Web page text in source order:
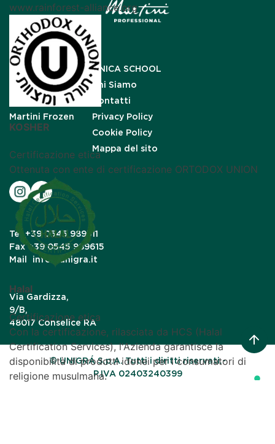
www.rainforest-alliance.org
KOSHER
Certificazione etica
Ottenuta con ente di certificazione ORTODOX UNION
Halal
Certificazione etica
Con la certificazione, rilasciata da HCS (Halal
Certification Services), l'Azienda garantisce la
disponibilità di prodotti idonei per i consumatori di
religione musulmana.
Master Martini
Martini Cioccolato
Martini Gelato
Martini Frozen
UNICA SCHOOL
Chi Siamo
Contatti
Privacy Policy
Cookie Policy
Mappa del sito
Tel
+39 0545 989511
Fax +39 0545 989615
Mail
info@unigra.it
Via Gardizza,
9/B,
48017 Conselice RA
© UNIGRÁ S.p.A. Tutti i diritti riservati.-
P.IVA 02403240399